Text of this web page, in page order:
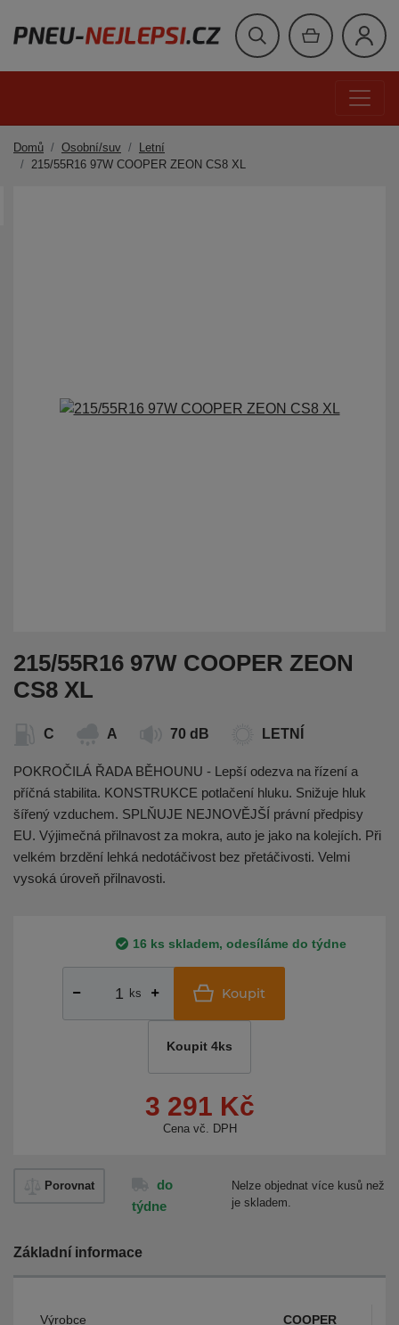
Domů Osobní/suv
Letní
215/55R16 97W COOPER ZEON CS8 XL
215/55R16 97W COOPER ZEON
CS8 XL
C A 70 dB LETNÍ
POKROČILÁ ŘADA BĚHOUNU - Lepší odezva na řízení a
příčná stabilita. KONSTRUKCE potlačení hluku. Snižuje hluk
šířený vzduchem. SPLŇUJE NEJNOVĚJŠÍ právní předpisy
EU. Výjimečná přilnavost za mokra, auto je jako na kolejích. Při
velkém brzdění lehká nedotáčivost bez přetáčivosti. Velmi
vysoká úroveň přilnavosti.
16 ks skladem, odesíláme do týdne
ks Koupit
Koupit 4ks
3 291 Kč
Cena vč. DPH
Porovnat
do
týdne
Nelze objednat více kusů než
je skladem.
Základní informace
Výrobce COOPER